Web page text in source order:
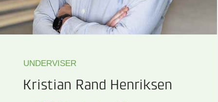
UNDERVISER
Kristian Rand Henriksen